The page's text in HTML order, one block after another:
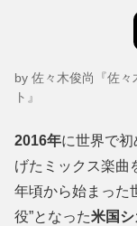
by 佐々木俊尚『佐
ト』
2016年に世界で初
げたミックス楽曲
年頃から始まった
役”となった米国